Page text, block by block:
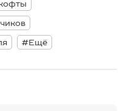
длина рукава внешняя:58
длина рукава внешняя:60
#Ещё